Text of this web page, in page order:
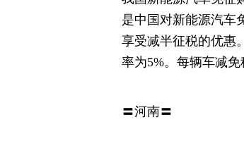
是中国对新能源汽车
享受减半征税的优惠
率为5%。每辆车减免
〓河南〓